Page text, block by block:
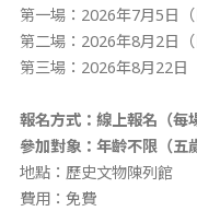
第一場：2026年7月5日
第二場：2026年8月2日
第三場：2026年8月22日
報名方式：線上報名（每
參加對象：年齡不限（五
地點：歷史文物陳列館
費用：免費